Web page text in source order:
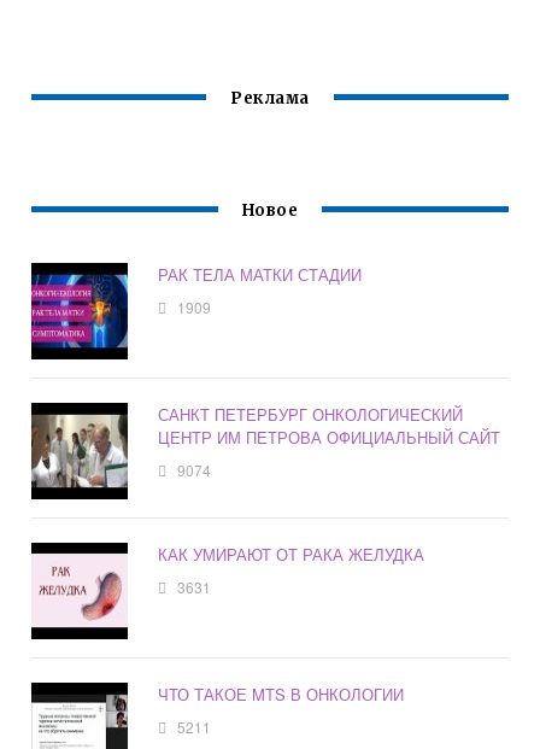
Реклама
Новое
РАК ТЕЛА МАТКИ СТАДИИ
1909
САНКТ ПЕТЕРБУРГ ОНКОЛОГИЧЕСКИЙ
ЦЕНТР ИМ ПЕТРОВА ОФИЦИАЛЬНЫЙ САЙТ
9074
КАК УМИРАЮТ ОТ РАКА ЖЕЛУДКА
3631
ЧТО ТАКОЕ MTS В ОНКОЛОГИИ
5211